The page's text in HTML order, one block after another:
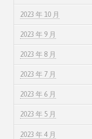
2023 年 10 月
2023 年 9 月
2023 年 8 月
2023 年 7 月
2023 年 6 月
2023 年 5 月
2023 年 4 月